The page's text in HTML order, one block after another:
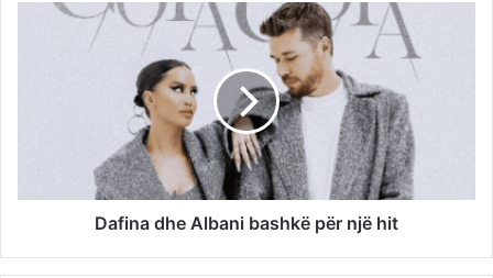
Dafina dhe Albani bashkë për një hit